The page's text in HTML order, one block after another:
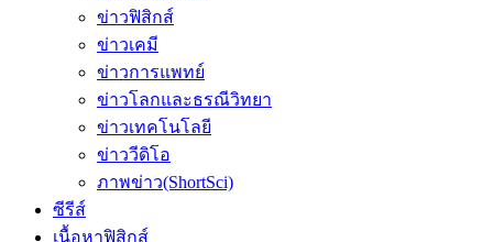
ข่าวฟิสิกส์
ข่าวเคมี
ข่าวการแพทย์
ข่าวโลกและธรณีวิทยา
ข่าวเทคโนโลยี
ข่าววีดิโอ
ภาพข่าว(ShortSci)
ซีรีส์
เนื้อหาฟิสิกส์